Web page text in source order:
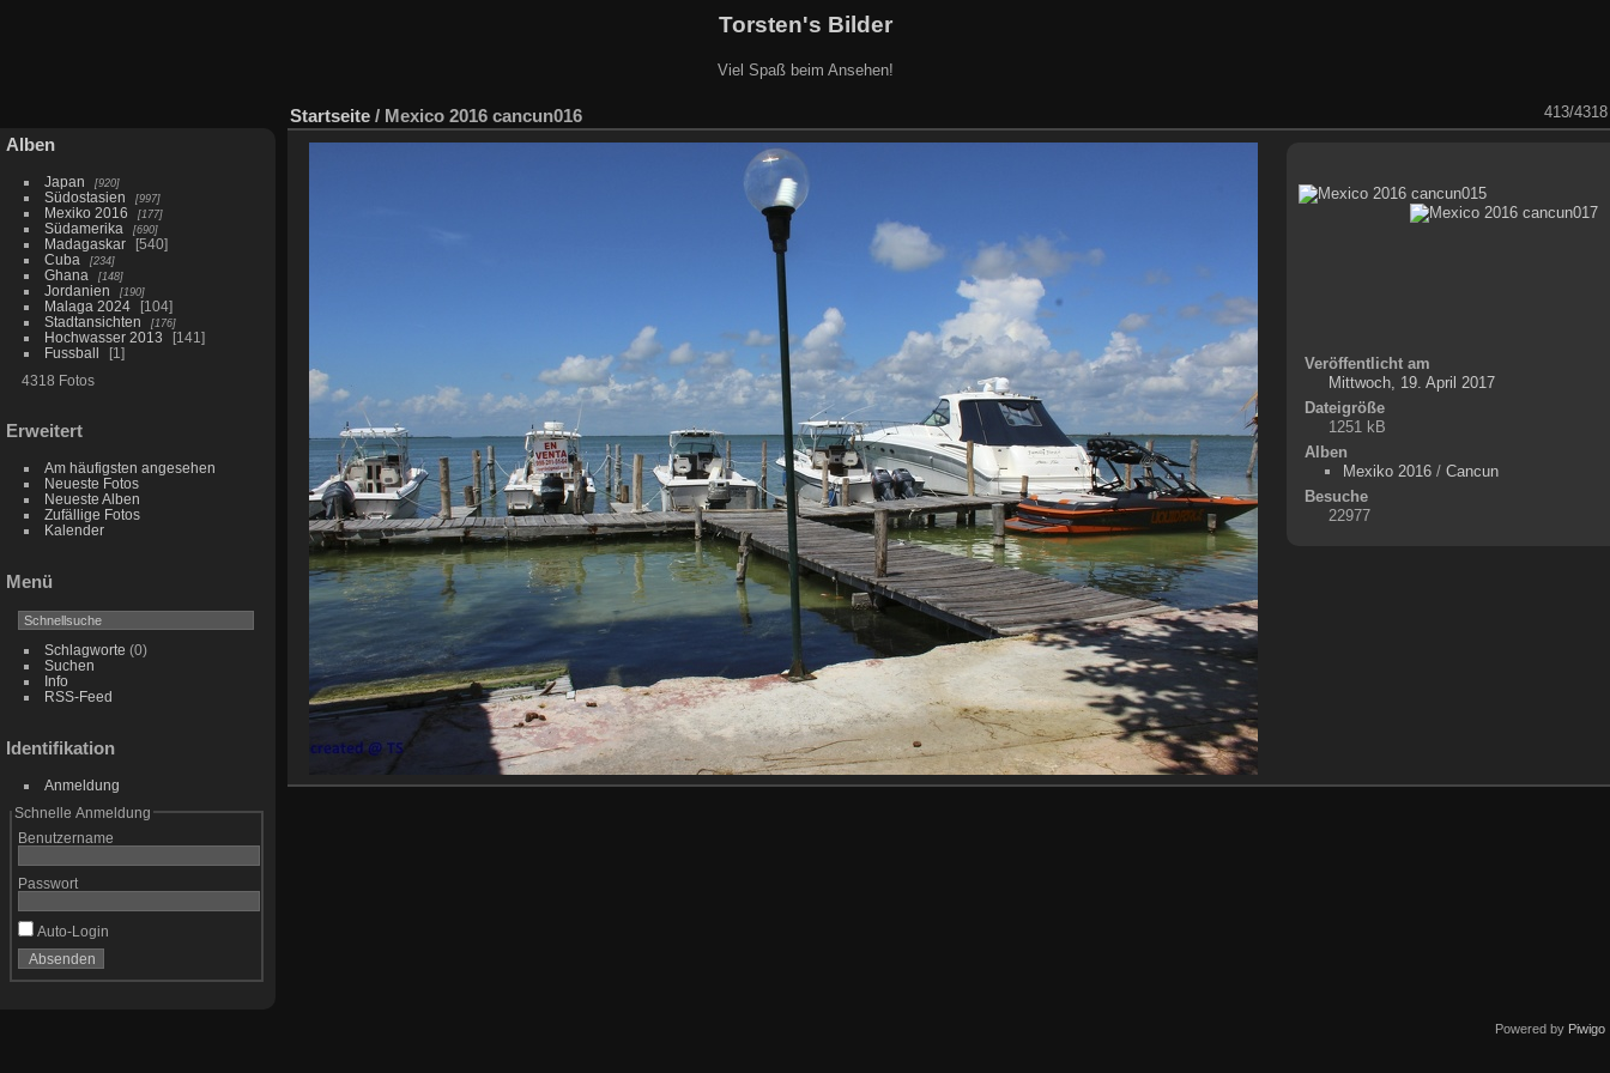
Torsten's Bilder
Viel Spaß beim Ansehen!
Alben
Japan 920
Südostasien 997
Mexiko 2016 177
Südamerika 690
Madagaskar
540
Cuba
234
Ghana 148
Jordanien 190
Malaga 2024
104
Stadtansichten
176
Hochwasser 2013
141
Fussball
1
4318 Fotos
Erweitert
Am häufigsten angesehen
Neueste Fotos
Neueste Alben
Zufällige Fotos
Kalender
Menü
Schlagworte (0)
Suchen
Info
RSS-Feed
Identifikation
Anmeldung
Schnelle Anmeldung
Benutzername
Passwort
Auto-Login
Startseite / Mexico 2016 cancun016 413/4318
Veröffentlicht am
Mittwoch, 19. April 2017
Dateigröße
1251 kB
Alben
Mexiko 2016 /Cancun
Besuche
22977
Powered by Piwigo